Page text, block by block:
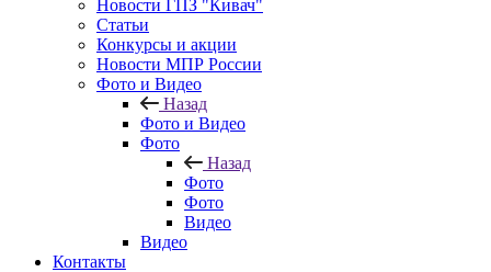
Новости ГПЗ "Кивач"
Статьи
Конкурсы и акции
Новости МПР России
Фото и Видео
Назад
Фото и Видео
Фото
Назад
Фото
Фото
Видео
Видео
Контакты